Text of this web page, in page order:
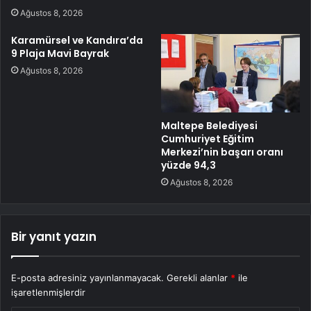
Ağustos 8, 2026
Karamürsel ve Kandıra’da
9 Plaja Mavi Bayrak
Ağustos 8, 2026
Maltepe Belediyesi
Cumhuriyet Eğitim
Merkezi’nin başarı oranı
yüzde 94,3
Ağustos 8, 2026
Bir yanıt yazın
E-posta adresiniz yayınlanmayacak. Gerekli alanlar * ile
işaretlenmişlerdir